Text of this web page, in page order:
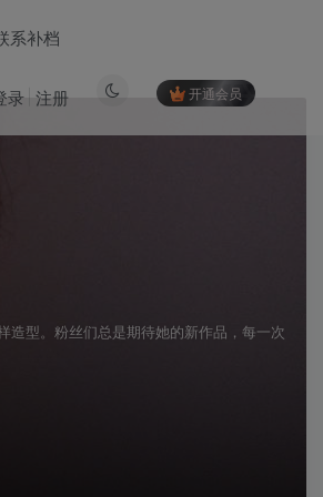
系补档
开通会员
录 注册
造型。粉丝们总是期待她的新作品，每一次